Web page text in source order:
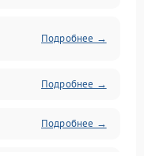
Подробнее →
Подробнее →
Подробнее →